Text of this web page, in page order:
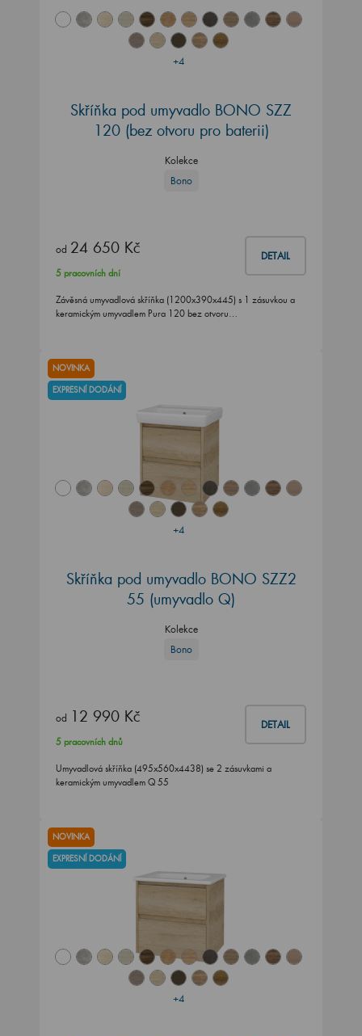
+4
Skříňka pod umyvadlo BONO SZZ
120 (bez otvoru pro baterii)
Kolekce
Bono
od 24 650 Kč DETAIL
5 pracovních dní
Závěsná umyvadlová skříňka (1200x390x445) s 1 zásuvkou a
keramickým umyvadlem Pura 120 bez otvoru…
+4
NOVINKA
EXPRESNÍ DODÁNÍ
Skříňka pod umyvadlo BONO SZZ2
55 (umyvadlo Q)
Kolekce
Bono
od 12 990 Kč DETAIL
5 pracovních dnů
Umyvadlová skříňka (495x560x4438) se 2 zásuvkami a
keramickým umyvadlem Q 55
+4
NOVINKA
EXPRESNÍ DODÁNÍ